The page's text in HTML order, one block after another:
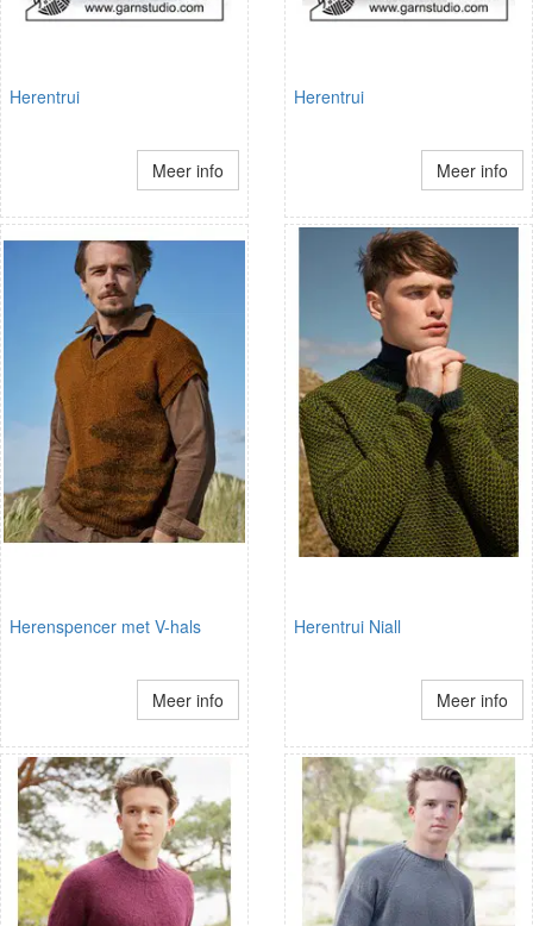
Herentrui
Meer info
Herentrui
Meer info
Herenspencer met V-hals
Meer info
Herentrui Niall
Meer info